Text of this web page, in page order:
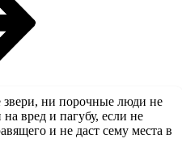
ни порочные люди не
вред и пагубу, если не
и не даст сему места в